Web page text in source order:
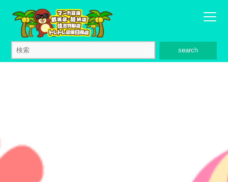
search